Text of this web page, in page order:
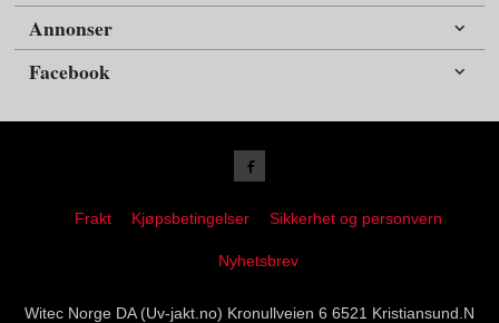
Annonser
Facebook
Frakt Kjøpsbetingelser Sikkerhet og personvern
Nyhetsbrev
Witec Norge DA (Uv-jakt.no) Kronullveien 6 6521 Kristiansund.N